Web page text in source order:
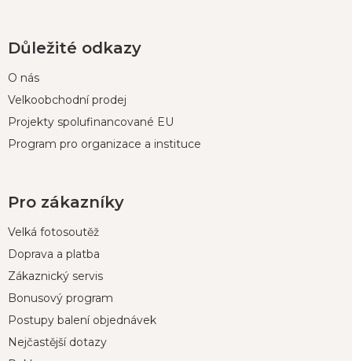
Důležité odkazy
O nás
Velkoobchodní prodej
Projekty spolufinancované EU
Program pro organizace a instituce
Pro zákazníky
Velká fotosoutěž
Doprava a platba
Zákaznický servis
Bonusový program
Postupy balení objednávek
Nejčastější dotazy